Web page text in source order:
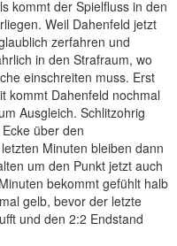
kommt der Spielfluss in den
Weil Dahenfeld jetzt
zerfahren und
in den Strafraum, wo
einschreiten muss. Erst
kommt Dahenfeld nochmal
Ausgleich. Schlitzohrig
über den
Minuten bleiben dann
um den Punkt jetzt auch
bekommt gefühlt halb
gelb, bevor der letzte
und den 2:2 Endstand